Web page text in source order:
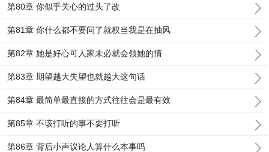
第80章 你似乎关心的过头了改
第81章 你什么都不要问了就权当我是在抽风
第82章 她是好心可人家未必就会领她的情
第83章 期望越大失望也就越大这句话
第84章 最简单最直接的方式往往会是最有效
第85章 不该打听的事不要打听
第86章 背后小声议论人算什么本事吗